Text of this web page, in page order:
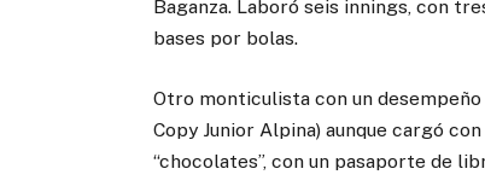
Baganza. Laboró seis innings, con
bases por bolas.
Otro monticulista con un desempeño
Copy Junior Alpina) aunque cargó
“chocolates”, con un pasaporte de